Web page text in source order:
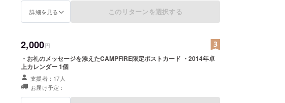
詳細を見る このリターンを選択する
2,000円
・お礼のメッセージを添えたCAMPFIRE限定ポストカード ・2014年卓
上カレンダー 1個
支援者：17人
お届け予定：